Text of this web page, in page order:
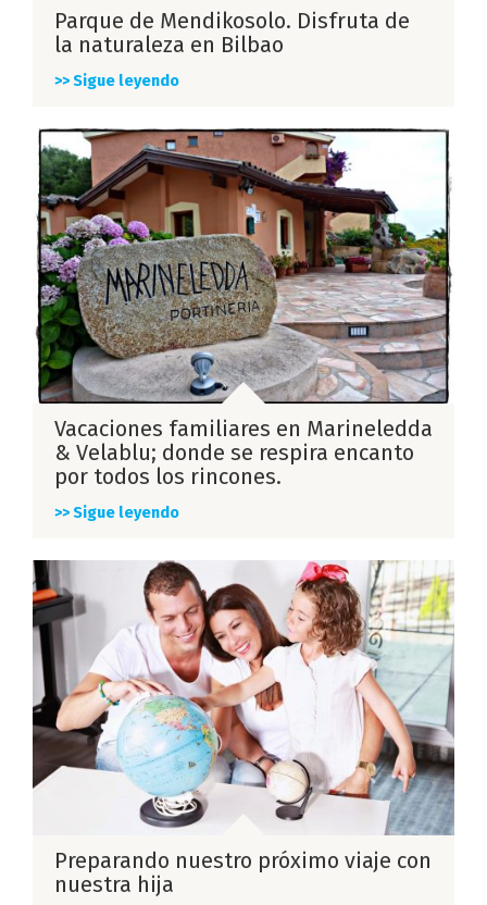
Parque de Mendikosolo. Disfruta de
la naturaleza en Bilbao
>> Sigue leyendo
Vacaciones familiares en Marineledda
& Velablu; donde se respira encanto
por todos los rincones.
>> Sigue leyendo
Preparando nuestro próximo viaje con
nuestra hija